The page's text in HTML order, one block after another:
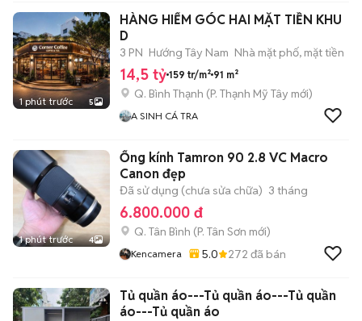
1 phút trước 5
HÀNG HIẾM GÓC HAI MẶT TIỀN KHU
D
3 PN Hướng Tây Nam Nhà mặt phố, mặt tiền
14,5 tỷ 159 tr/m² 91 m²
Q. Bình Thạnh (P. Thạnh Mỹ Tây mới)
A SINH CÁ TRA
1 phút trước 4
Ống kính Tamron 90 2.8 VC Macro
Canon đẹp
Đã sử dụng (chưa sửa chữa) 3 tháng
6.800.000 đ
Q. Tân Bình (P. Tân Sơn mới)
Kencamera 5.0 272 đã bán
Tủ quần áo---Tủ quần áo---Tủ quần
áo---Tủ quần áo